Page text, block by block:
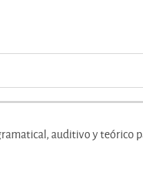
auditivo y teórico